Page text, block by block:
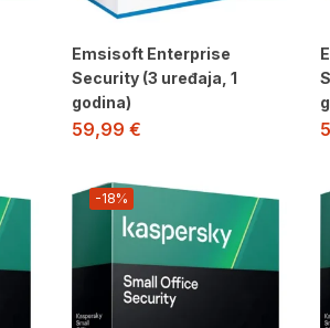
Emsisoft Enterprise
Security (3 uređaja, 1
godina)
59,99 €
-18%